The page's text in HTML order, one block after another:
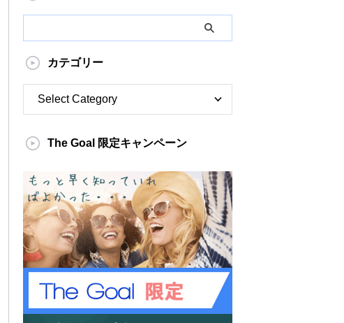
カテゴリー
The Goal 限定キャンペーン